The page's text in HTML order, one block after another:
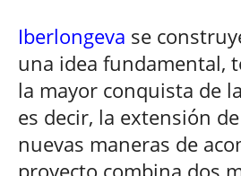
Iberlongeva se
una idea fundamental,
la mayor conquista de
es decir, la extensión
nuevas maneras de
proyecto combina dos